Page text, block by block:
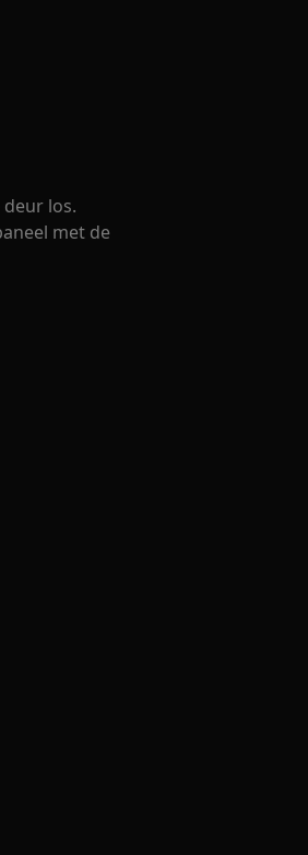
los.
met de